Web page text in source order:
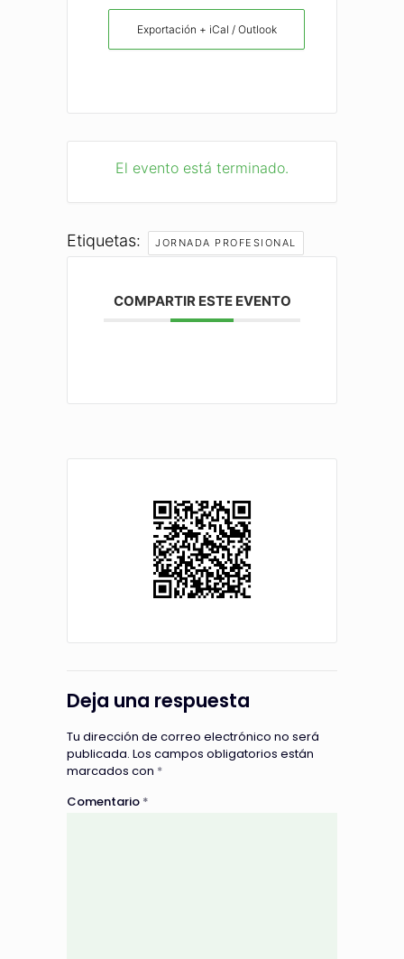
Exportación + iCal / Outlook
El evento está terminado.
Etiquetas: JORNADA PROFESIONAL
COMPARTIR ESTE EVENTO
Deja una respuesta
Tu dirección de correo electrónico no será
publicada. Los campos obligatorios están
marcados con *
Comentario *